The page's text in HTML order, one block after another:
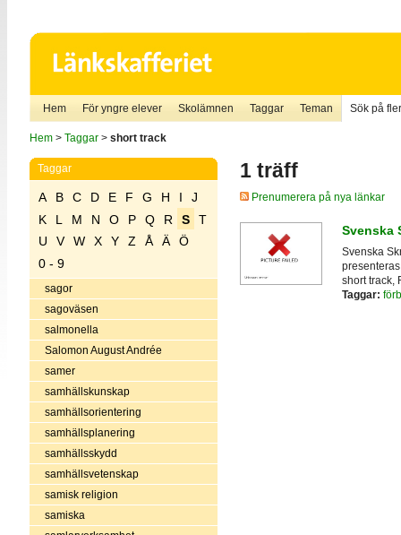
Hem För yngre elever Skolämnen Taggar Teman Sök på
Hem> Taggar> short track
Taggar
A B C D E F G H I
J
K
L M N O P Q R S
T
U
V W X Y Z Å Ä
Ö
0 - 9
sagor
sagoväsen
salmonella
Salomon August Andrée
samer
samhällskunskap
samhällsorientering
samhällsplanering
samhällsskydd
samhällsvetenskap
samisk religion
samiska
1 träff
Prenumerera på nya länkar
Svenska
Svenska
short track,
Taggar: